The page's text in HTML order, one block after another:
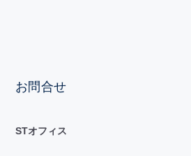
お問合せ
STオフィス